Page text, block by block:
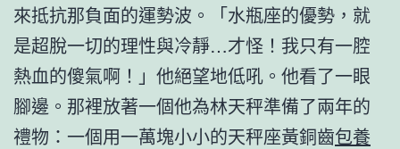
來抵抗那負面的運勢波。「水瓶座的優勢，就
是超脫一切的理性與冷靜…才怪！我只有一腔
熱血的傻氣啊！」他絕望地低吼。他看了一眼
腳邊。那裡放著一個他為林天秤準備了兩年的
禮物：一個用一萬塊小小的天秤座黃銅齒包養